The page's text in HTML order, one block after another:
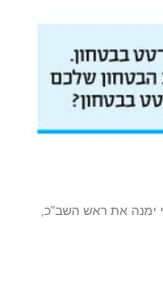
זה‭ ‬יהיה‭ ‬איום‭ ‬ונורא‭ ‬וניגוד‭ ‬עניינים‭ ‬אם‭ ‬ביבי‭ ‬ימנה‭ ‬את‭ ‬ראש‭ ‬השב"כ‭,